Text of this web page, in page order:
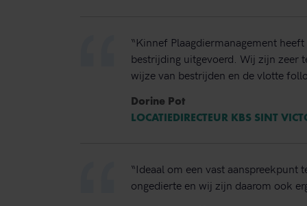
“Kinnef Plaagdiermanagement
bestrijding uitgevoerd. Wij zijn zeer
wijze van bestrijden en de vlotte
Dorine Pot
LOCATIEDIRECTEUR KBS SINT
“Ideaal om een vast aanspreekpunt
ongedierte en wij zijn daarom ook